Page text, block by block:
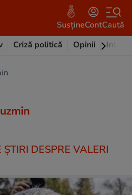
SusțineContCaută
Criză politică Opinii
ŞTIRI DESPRE VALERI